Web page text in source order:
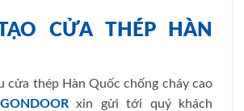
CỬA THÉP HÀN
cửa thép Hàn Quốc chống cháy cao
xin gửi tới quý khách